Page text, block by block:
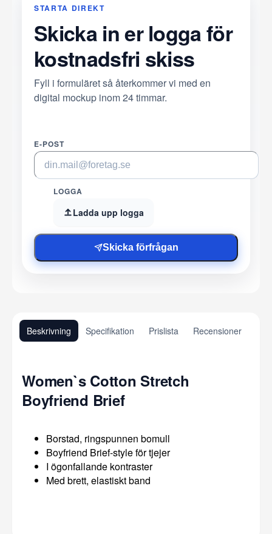
STARTA DIREKT
Skicka in er logga för
kostnadsfri skiss
Fyll i formuläret så återkommer vi med en
digital mockup inom 24 timmar.
E-POST
LOGGA
Ladda upp logga
Skicka förfrågan
Beskrivning Specifikation Prislista Recensioner
Women`s Cotton Stretch
Boyfriend Brief
Borstad, ringspunnen bomull
Boyfriend Brief-style för tjejer
I ögonfallande kontraster
Med brett, elastiskt band